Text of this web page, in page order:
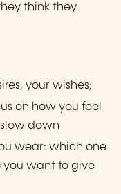
think they
your wishes;
on how you feel
down
wear: which one
you want to give